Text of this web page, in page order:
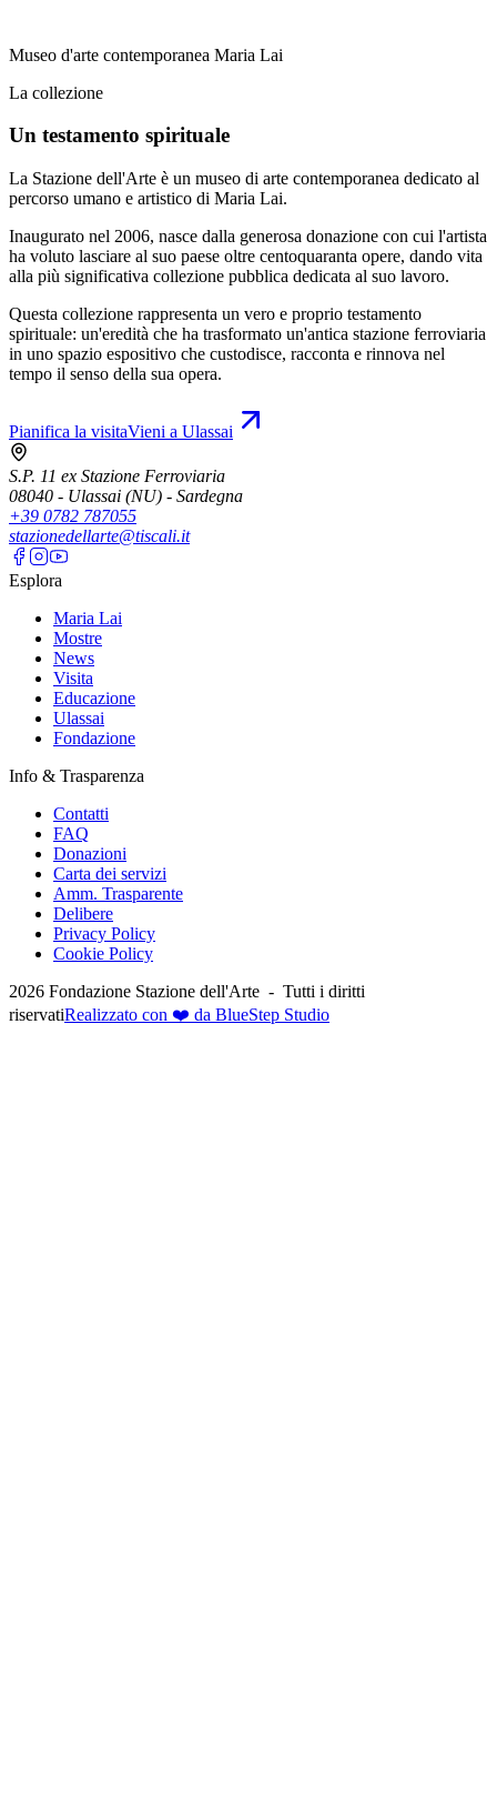
Museo d'arte contemporanea Maria Lai
La collezione
Un testamento spirituale
La Stazione dell'Arte è un museo di arte contemporanea dedicato al
percorso umano e artistico di Maria Lai.
Inaugurato nel 2006, nasce dalla generosa donazione con cui l'artista
ha voluto lasciare al suo paese oltre centoquaranta opere, dando vita
alla più significativa collezione pubblica dedicata al suo lavoro.
Questa collezione rappresenta un vero e proprio testamento
spirituale: un'eredità che ha trasformato un'antica stazione ferroviaria
in uno spazio espositivo che custodisce, racconta e rinnova nel
tempo il senso della sua opera.
Pianifica la visitaVieni a Ulassai
S.P. 11 ex Stazione Ferroviaria
08040 - Ulassai (NU) - Sardegna
+39 0782 787055
stazionedellarte@tiscali.it
Esplora
Maria Lai
Mostre
News
Visita
Educazione
Ulassai
Fondazione
Info & Trasparenza
Contatti
FAQ
Donazioni
Carta dei servizi
Amm. Trasparente
Delibere
Privacy Policy
Cookie Policy
2026 Fondazione Stazione dell'Arte - Tutti i diritti
riservatiRealizzato con ❤️ da BlueStep Studio